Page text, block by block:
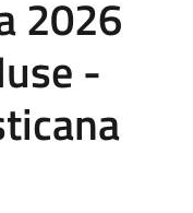
2026
-